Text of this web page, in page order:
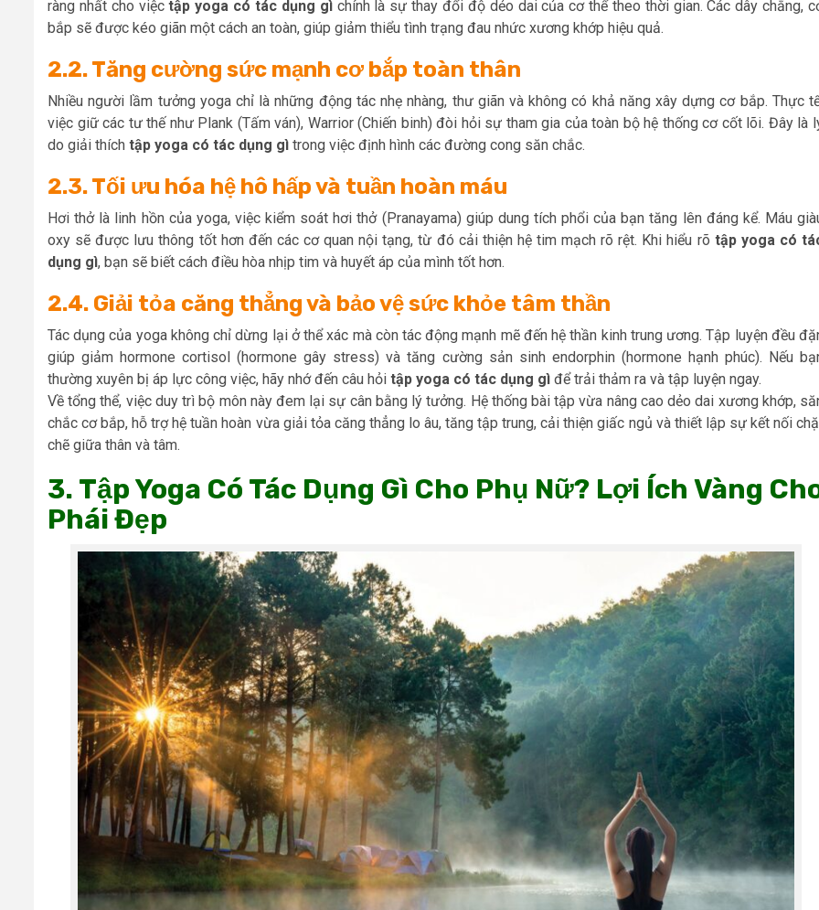
ràng nhất cho việctập yoga có tác dụng gìchính là sự thay đổi độ dẻo dai của cơ thể theo thời gian. Các dây chằng,
bắp sẽ được kéo giãn một cách an toàn, giúp giảm thiểu tình trạng đau nhức xương khớp hiệu quả.
2.2. Tăng cường sức mạnh cơ bắp toàn thân
Nhiều người lầm tưởng yoga chỉ là những động tác nhẹ nhàng, thư giãn và không có khả năng xây dựng cơ bắp. Thực
việc giữ các tư thế như Plank (Tấm ván), Warrior (Chiến binh) đòi hỏi sự tham gia của toàn bộ hệ thống cơ cốt lõi. Đây là
do giải thích tập yoga có tác dụng gì trong việc định hình các đường cong săn chắc.
2.3. Tối ưu hóa hệ hô hấp và tuần hoàn máu
Hơi thở là linh hồn của yoga, việc kiểm soát hơi thở (Pranayama) giúp dung tích phổi của bạn tăng lên đáng kể. Máu
oxy sẽ được lưu thông tốt hơn đến các cơ quan nội tạng, từ đó cải thiện hệ tim mạch rõ rệt. Khi hiểu rõ tập yoga có
dụng gì, bạn sẽ biết cách điều hòa nhịp tim và huyết áp của mình tốt hơn.
2.4. Giải tỏa căng thẳng và bảo vệ sức khỏe tâm thần
Tác dụng của yoga không chỉ dừng lại ở thể xác mà còn tác động mạnh mẽ đến hệ thần kinh trung ương. Tập luyện đều
giúp giảm hormone cortisol (hormone gây stress) và tăng cường sản sinh endorphin (hormone hạnh phúc). Nếu
thường xuyên bị áp lực công việc, hãy nhớ đến câu hỏi tập yoga có tác dụng gì để trải thảm ra và tập luyện ngay.
Về tổng thể, việc duy trì bộ môn này đem lại sự cân bằng lý tưởng. Hệ thống bài tập vừa nâng cao dẻo dai xương khớp,
chắc cơ bắp, hỗ trợ hệ tuần hoàn vừa giải tỏa căng thẳng lo âu, tăng tập trung, cải thiện giấc ngủ và thiết lập sự kết nối
chẽ giữa thân và tâm.
3. Tập Yoga Có Tác Dụng Gì Cho Phụ Nữ? Lợi Ích Vàng
Phái Đẹp